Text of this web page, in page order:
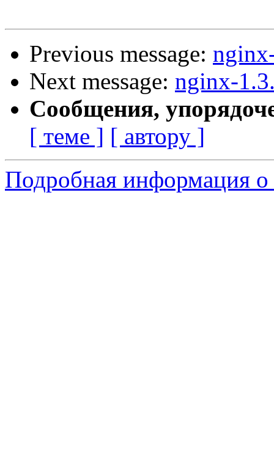
Previous message:
Next message: nginx-
Сообщения,
[ теме ] [ автору ]
Подробная информация